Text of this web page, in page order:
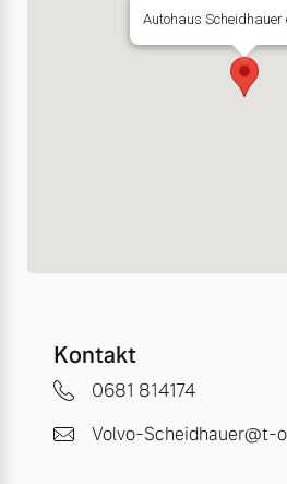
Autohaus Scheidhauer
Kontakt
0681 814174
Volvo-Scheidhauer@t-